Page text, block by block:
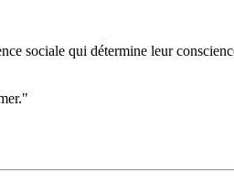
sociale qui détermine leur